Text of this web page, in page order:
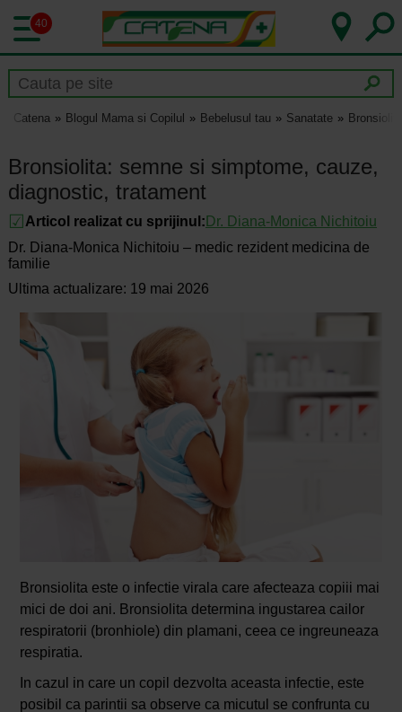
40
Catena Blogul Mama si Copilul Bebelusul tau Sanatate
Bronsiolita: semne si simptome, cauze,
diagnostic, tratament
Articol realizat cu sprijinul: Dr. Diana-Monica Nichitoiu
Dr. Diana-Monica Nichitoiu – medic rezident medicina de
familie
Ultima actualizare: 19 mai 2026
Bronsiolita este o infectie virala care afecteaza copiii mai
mici de doi ani. Bronsiolita determina ingustarea cailor
respiratorii (bronhiole) din plamani, ceea ce ingreuneaza
respiratia.
In cazul in care un copil dezvolta aceasta infectie, este
posibil ca parintii sa observe ca micutul se confrunta cu